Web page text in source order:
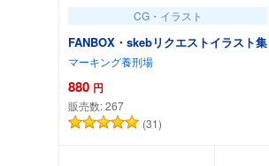
CG・イラスト
FANBOX・skebリクエストイラスト集
マーキング養刑場
880 円
販売数:267
(31)
カートに追加